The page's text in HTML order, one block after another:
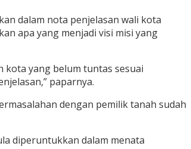
dalam nota penjelasan wali kota
apa yang menjadi visi misi yang
kota yang belum tuntas sesuai
paparnya.
dengan pemilik tanah sudah
diperuntukkan dalam menata